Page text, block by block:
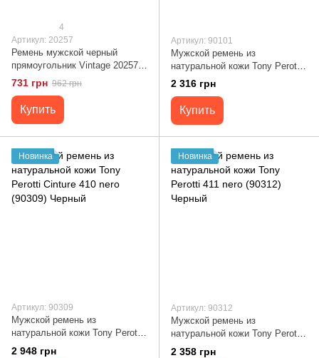
4
Артикул: 20257
Ремень мужской черный
прямоугольник Vintage 20257
Черный
731 грн 962 грн
Купить
Артикул: 90101
Мужской ремень из
натуральной кожи Tony Perotti
11 nero (90101) Черный
2 316 грн
Купить
Новинка
Артикул: 90309
Мужской ремень из
натуральной кожи Tony Perotti
Cinture 410 nero (90309)
2 948 грн
Новинка
Артикул: 90312
Мужской ремень из
натуральной кожи Tony Perotti
411 nero (90312) Черный
2 358 грн